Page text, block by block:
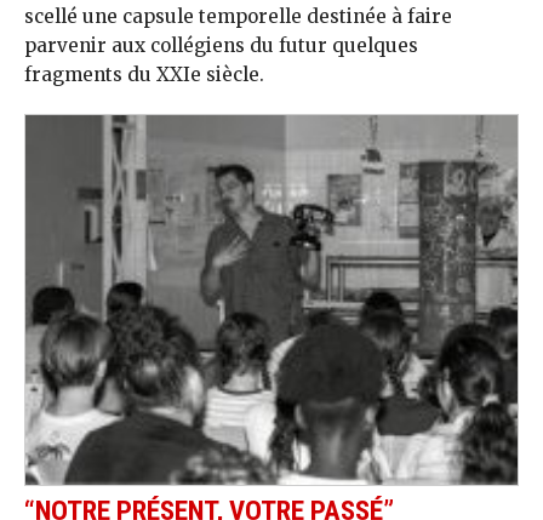
scellé une capsule temporelle destinée à faire
parvenir aux collégiens du futur quelques
fragments du XXIe siècle.
“NOTRE PRÉSENT, VOTRE PASSÉ”